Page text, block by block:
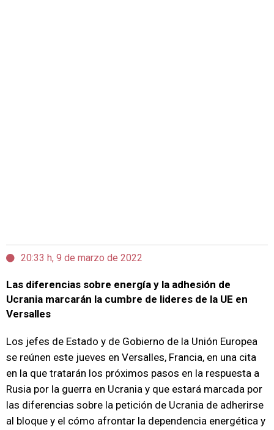
20:33 h, 9 de marzo de 2022
Las diferencias sobre energía y la adhesión de
Ucrania marcarán la cumbre de lideres de la UE en
Versalles
Los jefes de Estado y de Gobierno de la Unión Europea
se reúnen este jueves en Versalles, Francia, en una cita
en la que tratarán los próximos pasos en la respuesta a
Rusia por la guerra en Ucrania y que estará marcada por
las diferencias sobre la petición de Ucrania de adherirse
al bloque y el cómo afrontar la dependencia energética y